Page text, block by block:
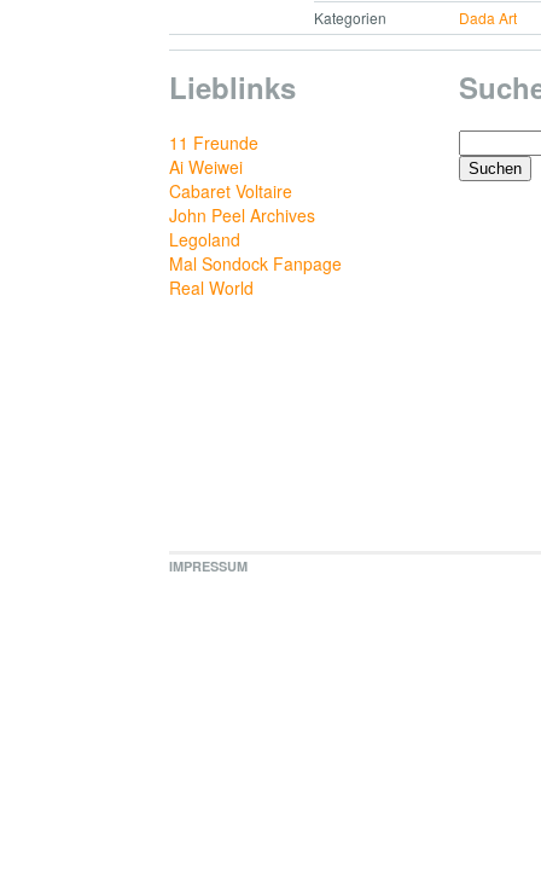
Kategorien
Dada Art
Lieblinks
11 Freunde
Ai Weiwei
Cabaret Voltaire
John Peel Archives
Legoland
Mal Sondock Fanpage
Real World
Suchen
nach:
IMPRESSUM